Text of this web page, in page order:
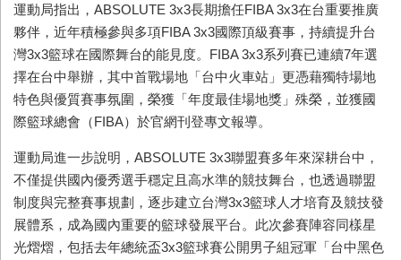
運動局指出，ABSOLUTE 3x3長期擔任FIBA 3x3在台重要推廣
夥伴，近年積極參與多項FIBA 3x3國際頂級賽事，持續提升台
灣3x3籃球在國際舞台的能見度。FIBA 3x3系列賽已連續7年選
擇在台中舉辦，其中首戰場地「台中火車站」更憑藉獨特場地
特色與優質賽事氛圍，榮獲「年度最佳場地獎」殊榮，並獲國
際籃球總會（FIBA）於官網刊登專文報導。
運動局進一步說明，ABSOLUTE 3x3聯盟賽多年來深耕台中，
不僅提供國內優秀選手穩定且高水準的競技舞台，也透過聯盟
制度與完整賽事規劃，逐步建立台灣3x3籃球人才培育及競技發
展體系，成為國內重要的籃球發展平台。此次參賽陣容同樣星
光熠熠，包括去年總統盃3x3籃球賽公開男子組冠軍「台中黑色